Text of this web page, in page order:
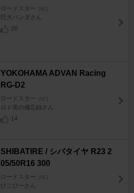
ロードスター [NC]
巨大パンダさん
20
YOKOHAMA ADVAN Racing
RG-D2
ロードスター [NC]
ロド美の備忘録さん
14
SHIBATIRE / シバタイヤ R23 2
05/50R16 300
ロードスター [NC]
ひこびーさん